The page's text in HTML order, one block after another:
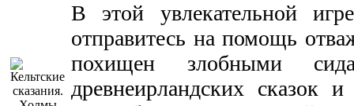
В этой увлекательной
отправитесь на помощь
похищен злобными
древнеирландских сказок